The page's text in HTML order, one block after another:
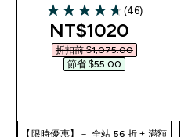
4.67 out of 5 stars
(46)
discounted price
NT$1020‎
折扣前 $1,075.00‎
節省 $55.00‎
【限時優惠】－ 全站 56 折 + 滿額